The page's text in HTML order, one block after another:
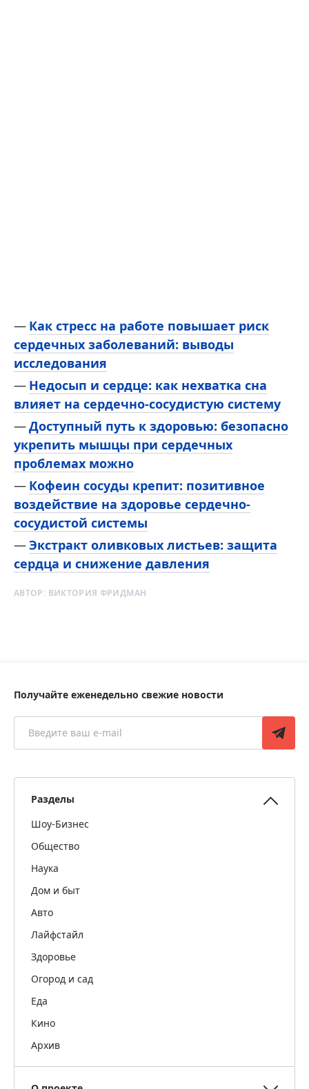
Как стресс на работе повышает риск
сердечных заболеваний: выводы
исследования
Недосып и сердце: как нехватка сна
влияет на сердечно-сосудистую систему
Доступный путь к здоровью: безопасно
укрепить мышцы при сердечных
проблемах можно
Кофеин сосуды крепит: позитивное
воздействие на здоровье сердечно-
сосудистой системы
Экстракт оливковых листьев: защита
сердца и снижение давления
АВТОР: ВИКТОРИЯ ФРИДМАН
Получайте еженедельно свежие новости
Разделы
Шоу-Бизнес
Общество
Наука
Дом и быт
Авто
Лайфстайл
Здоровье
Огород и сад
Еда
Кино
Архив